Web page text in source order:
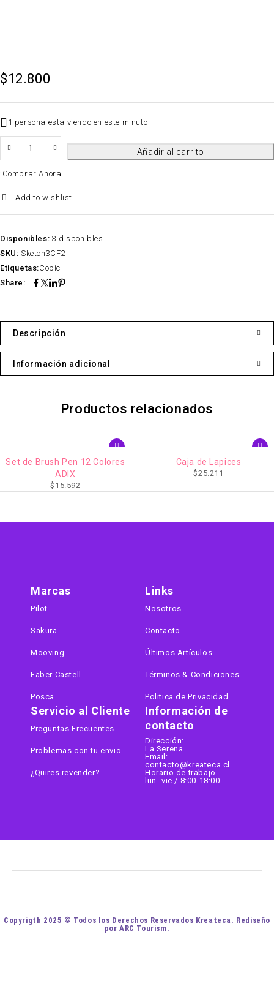
$12.800
1 persona esta viendo en este minuto
Añadir al carrito
¡Comprar Ahora!
Add to wishlist
Disponibles: 3 disponibles
SKU: Sketch3CF2
Etiquetas:Copic
Share:
Descripción
Información adicional
Productos relacionados
Caja de Lapices
Set de 36 lápices
Información de
contacto
Dirección:
La Serena
Email:
contacto@kreateca.cl
Horario de trabajo
lun- vie / 8:00-18:00
Marcas
Pilot
Sakura
Mooving
Faber Castell
Posca
Links
Nosotros
Contacto
Últimos Artículos
Términos & Condiciones
Politica de Privacidad
Servicio al Cliente
Preguntas Frecuentes
Problemas con tu envio
¿Quires revender?
Copyrigth 2025 © Todos los Derechos Reservados Kreateca. Rediseño
por ARC Tourism.